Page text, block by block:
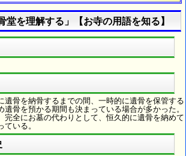
堂を理解する」【お寺の用語を知る】
遺骨を納骨するまでの間、一時的に遺骨を保管する
遺骨を預かる期間も決まっている場合が多かった。
完全にお墓の代わりとして、恒久的に遺骨を納めて
ている。